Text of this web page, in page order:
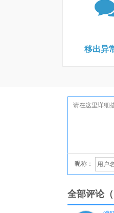
移出异
昵称：
全部评论（